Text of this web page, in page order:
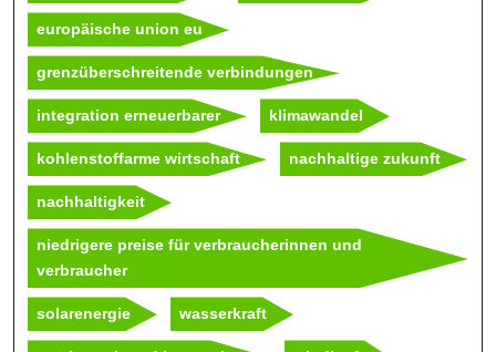
europäische union eu
grenzüberschreitende verbindungen
integration erneuerbarer klimawandel
kohlenstoffarme wirtschaft nachhaltige zukunft
nachhaltigkeit
niedrigere preise für verbraucherinnen und
verbraucher
solarenergie wasserkraft